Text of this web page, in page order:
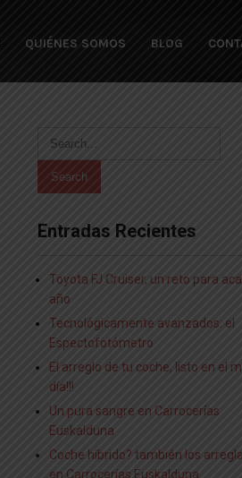
QUIÉNES SOMOS BLOG
Entradas Recientes
Toyota FJ Cruiser, un reto para
año
Tecnológicamente avanzados: el
Espectofotómetro
El arreglo de tu coche, listo en el
día!!!​
Un pura sangre en Carrocerías
Euskalduna
Coche híbrido? también los
en Carrocerías Euskalduna